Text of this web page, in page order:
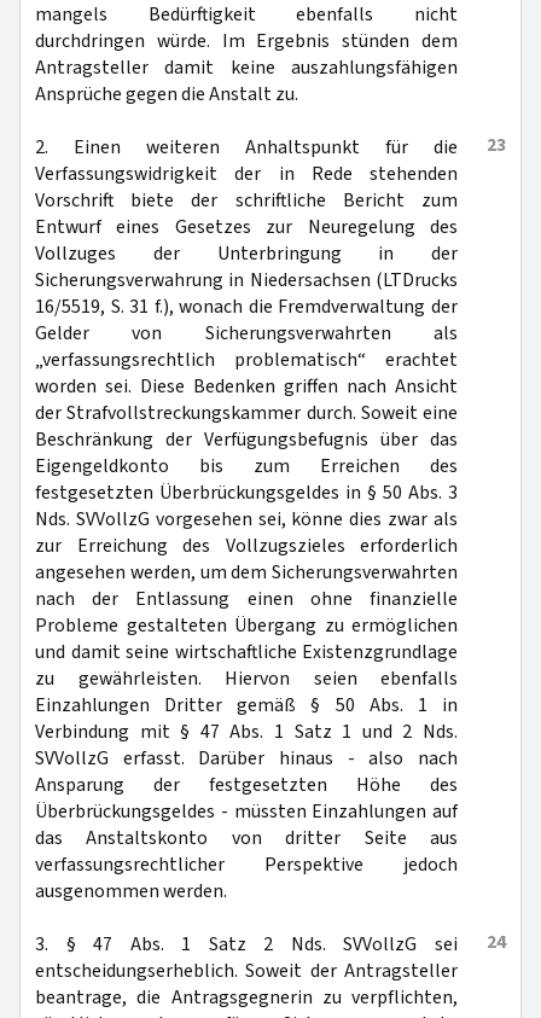
mangels Bedürftigkeit ebenfalls nicht
durchdringen würde. Im Ergebnis stünden dem
Antragsteller damit keine auszahlungsfähigen
Ansprüche gegen die Anstalt zu.
23
2. Einen weiteren Anhaltspunkt für die
Verfassungswidrigkeit der in Rede stehenden
Vorschrift biete der schriftliche Bericht zum
Entwurf eines Gesetzes zur Neuregelung des
Vollzuges der Unterbringung in der
Sicherungsverwahrung in Niedersachsen (LTDrucks
16/5519, S. 31 f.), wonach die Fremdverwaltung der
Gelder von Sicherungsverwahrten als
„verfassungsrechtlich problematisch“ erachtet
worden sei. Diese Bedenken griffen nach Ansicht
der Strafvollstreckungskammer durch. Soweit eine
Beschränkung der Verfügungsbefugnis über das
Eigengeldkonto bis zum Erreichen des
festgesetzten Überbrückungsgeldes in § 50 Abs. 3
Nds. SVVollzG vorgesehen sei, könne dies zwar als
zur Erreichung des Vollzugszieles erforderlich
angesehen werden, um dem Sicherungsverwahrten
nach der Entlassung einen ohne finanzielle
Probleme gestalteten Übergang zu ermöglichen
und damit seine wirtschaftliche Existenzgrundlage
zu gewährleisten. Hiervon seien ebenfalls
Einzahlungen Dritter gemäß § 50 Abs. 1 in
Verbindung mit § 47 Abs. 1 Satz 1 und 2 Nds.
SVVollzG erfasst. Darüber hinaus - also nach
Ansparung der festgesetzten Höhe des
Überbrückungsgeldes - müssten Einzahlungen auf
das Anstaltskonto von dritter Seite aus
verfassungsrechtlicher Perspektive jedoch
ausgenommen werden.
24
3. § 47 Abs. 1 Satz 2 Nds. SVVollzG sei
entscheidungserheblich. Soweit der Antragsteller
beantrage, die Antragsgegnerin zu verpflichten,